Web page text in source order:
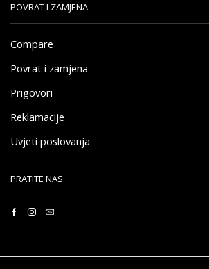
POVRAT I ZAMJENA
Compare
Povrat i zamjena
Prigovori
Reklamacije
Uvjeti poslovanja
PRATITE NAS